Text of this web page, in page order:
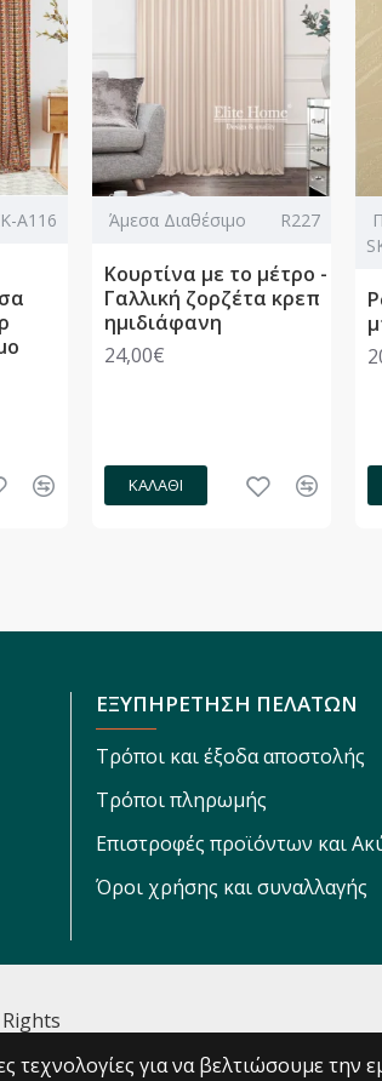
Α116 Άμεσα Διαθέσιμο R227
Κουρτίνα με το μέτρο -
Γαλλική ζορζέτα κρεπ
ημιδιάφανη
24,00€
ΚΑΛΆΘΙ
ΕΞΥΠΗΡΕΤΗΣΗ ΠΕΛΑΤΩΝ
Τρόποι και έξοδα αποστολής
Τρόποι πληρωμής
Επιστροφές προϊόντων και
Όροι χρήσης και συναλλαγής
για να βελτιώσουμε την